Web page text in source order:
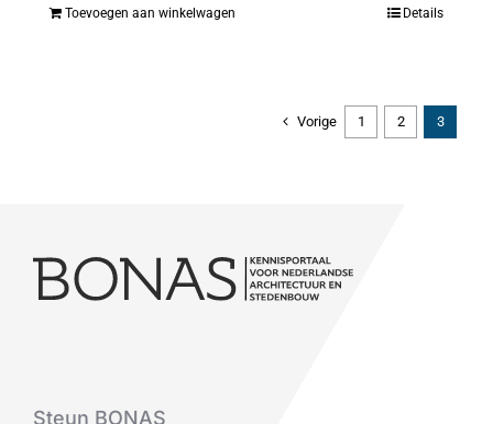
Toevoegen aan winkelwagen Details
Vorige 1 2 3
Steun BONAS